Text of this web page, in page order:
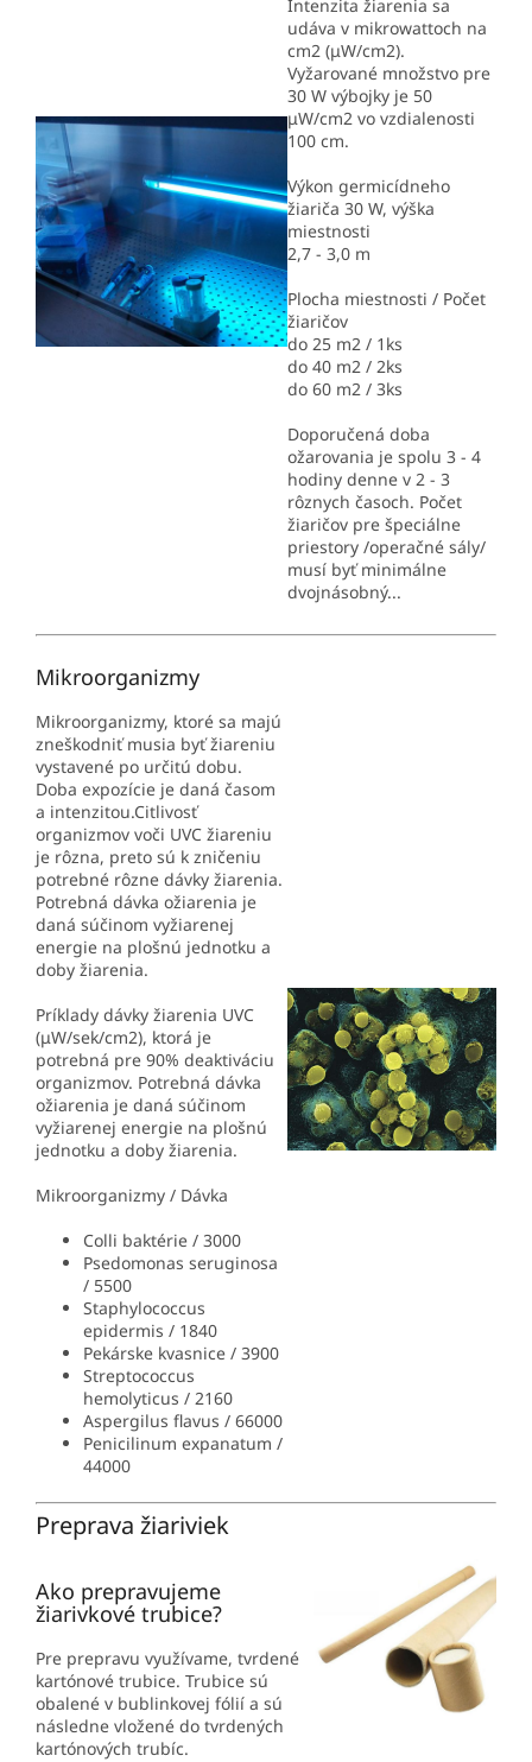
Intenzita žiarenia sa
udáva v mikrowattoch na
cm2 (μW/cm2).
Vyžarované množstvo pre
30 W výbojky je 50
μW/cm2 vo vzdialenosti
100 cm.
Výkon germicídneho
žiariča 30 W, výška
miestnosti
2,7 - 3,0 m
Plocha miestnosti / Počet
žiaričov
do 25 m2 / 1ks
do 40 m2 / 2ks
do 60 m2 / 3ks
Doporučená doba
ožarovania je spolu 3 - 4
hodiny denne v 2 - 3
rôznych časoch. Počet
žiaričov pre špeciálne
priestory /operačné sály/
musí byť minimálne
dvojnásobný...
Mikroorganizmy
Mikroorganizmy, ktoré sa majú
zneškodniť musia byť žiareniu
vystavené po určitú dobu.
Doba expozície je daná časom
a intenzitou.Citlivosť
organizmov voči UVC žiareniu
je rôzna, preto sú k zničeniu
potrebné rôzne dávky žiarenia.
Potrebná dávka ožiarenia je
daná súčinom vyžiarenej
energie na plošnú jednotku a
doby žiarenia.
Príklady dávky žiarenia UVC
(μW/sek/cm2), ktorá je
potrebná pre 90% deaktiváciu
organizmov. Potrebná dávka
ožiarenia je daná súčinom
vyžiarenej energie na plošnú
jednotku a doby žiarenia.
Mikroorganizmy / Dávka
Colli baktérie / 3000
Psedomonas seruginosa
/ 5500
Staphylococcus
epidermis / 1840
Pekárske kvasnice / 3900
Streptococcus
hemolyticus / 2160
Aspergilus flavus / 66000
Penicilinum expanatum /
44000
Preprava žiariviek
Ako prepravujeme
žiarivkové trubice?
Pre prepravu využívame, tvrdené
kartónové trubice. Trubice sú
obalené v bublinkovej fólií a sú
následne vložené do tvrdených
kartónových trubíc.